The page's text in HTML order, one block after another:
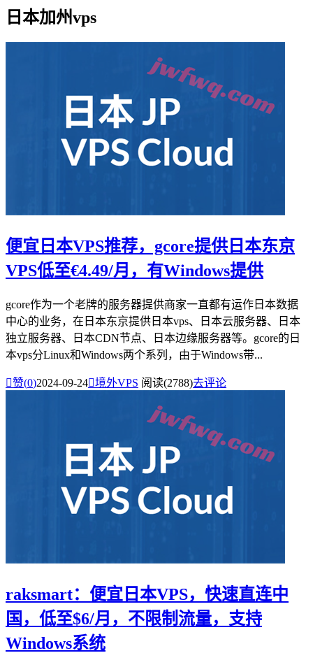
日本加州vps
便宜日本VPS推荐，gcore提供日本东京
VPS低至€4.49/月，有Windows提供
gcore作为一个老牌的服务器提供商家一直都有运作日本数据
中心的业务，在日本东京提供日本vps、日本云服务器、日本
独立服务器、日本CDN节点、日本边缘服务器等。gcore的日
本vps分Linux和Windows两个系列，由于Windows带...
赞(0)2024-09-24境外VPS 阅读(2788)去评论
raksmart：便宜日本VPS，快速直连中
国，低至$6/月，不限制流量，支持
Windows系统